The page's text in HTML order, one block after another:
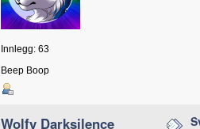
Innlegg: 63
Beep Boop
Wolfy Darksilence